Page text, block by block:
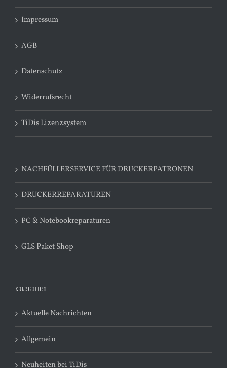
Impressum
AGB
Datenschutz
Widerrufsrecht
TiDis Lizenzsystem
NACHFÜLLERSERVICE FÜR DRUCKERPATRONEN
DRUCKERREPARATUREN
PC & Notebookreparaturen
GLS Paket Shop
Kategorien
Aktuelle Nachrichten
Allgemein
Neuheiten bei TiDis